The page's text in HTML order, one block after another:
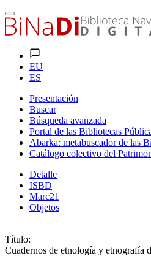
EU
ES
Presentación
Buscar
Búsqueda avanzada
Portal de las Bibliotecas
Abarka: metabuscador de las
Catálogo colectivo del
Detalle
ISBD
Marc21
Objetos
Título:
Cuadernos de etnología y etnografía